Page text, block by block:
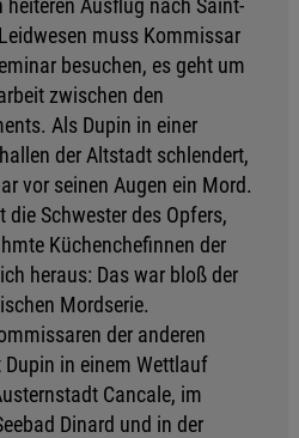
Ausflug nach Saint-
muss Kommissar
besuchen, es geht um
zwischen den
Als Dupin in einer
der Altstadt schlendert,
vor seinen Augen ein Mord.
die Schwester des Opfers,
Küchenchefinnen der
heraus: Das war bloß der
Mordserie.
der anderen
in einem Wettlauf
Cancale, im
Dinard und in der